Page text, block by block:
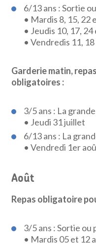
6/13 ans : Sortie
• Mardis 8, 15, 22
• Jeudis 10, 17,
• Vendredis 11,
Garderie matin,
obligatoires :
3/5 ans : La
• Jeudi 31 juillet
6/13 ans : La
• Vendredi 1er
Août
Repas obligatoire
3/5 ans : Sortie
• Mardis 05 et 12